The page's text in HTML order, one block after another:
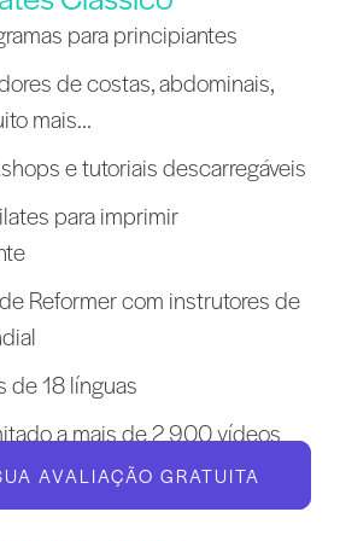
para principiantes
de costas, abdominais,
mais...
e tutoriais descarregáveis
para imprimir
Reformer com instrutores de
de 18 línguas
a mais de 2 900 vídeos
AVALIAÇÃO GRATUITA